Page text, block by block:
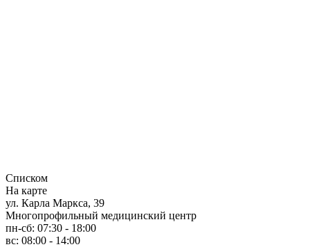
Списком
На карте
ул. Карла Маркса, 39
Многопрофильный медицинский центр
пн-сб: 07:30 - 18:00
вс: 08:00 - 14:00